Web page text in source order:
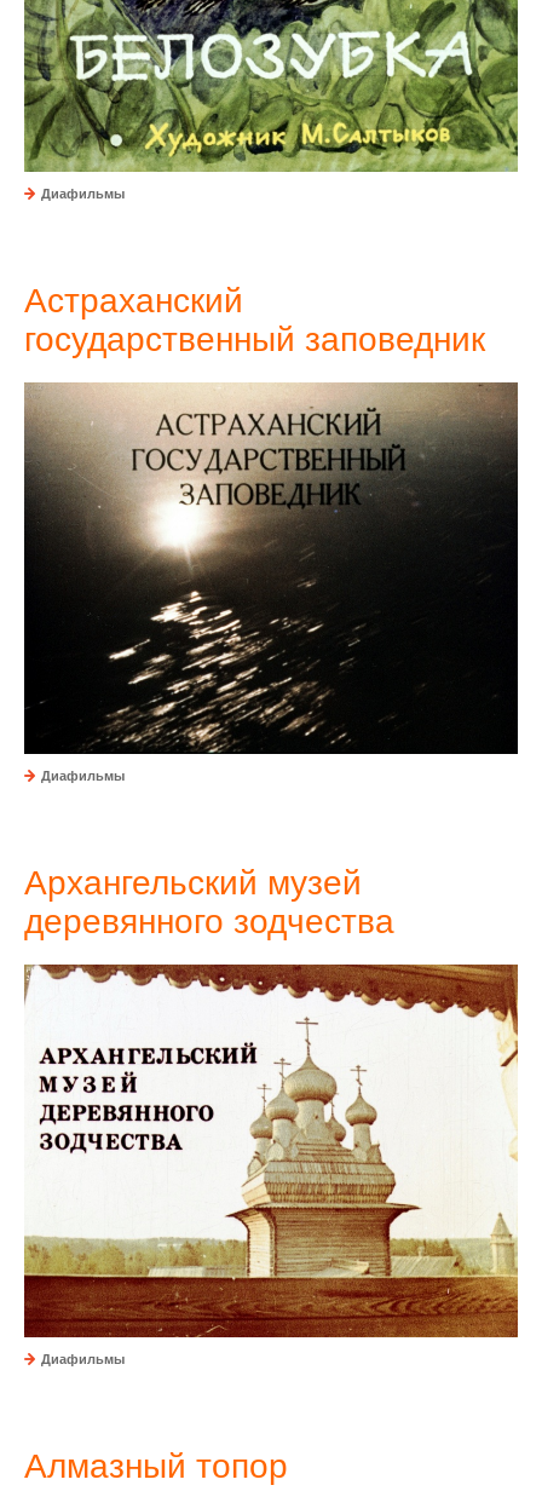
Диафильмы
Астраханский
государственный заповедник
Диафильмы
Архангельский музей
деревянного зодчества
Диафильмы
Алмазный топор